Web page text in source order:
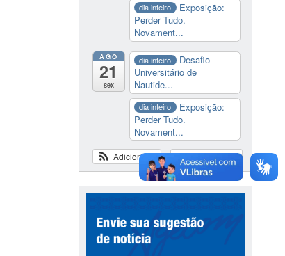
dia inteiro
Exposição:
Perder Tudo.
Novament...
AGO
21
sex
dia inteiro
Desafio
Universitário de
Nautide...
dia inteiro
Exposição:
Perder Tudo.
Novament...
Ver calendário
Adicionar